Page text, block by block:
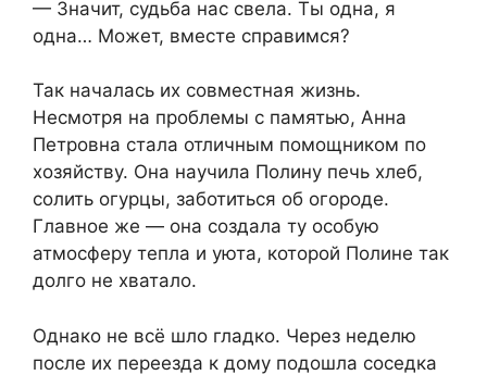
— Значит, судьба нас свела. Ты одна, я
одна… Может, вместе справимся?
Так началась их совместная жизнь.
Несмотря на проблемы с памятью, Анна
Петровна стала отличным помощником по
хозяйству. Она научила Полину печь хлеб,
солить огурцы, заботиться об огороде.
Главное же — она создала ту особую
атмосферу тепла и уюта, которой Полине так
долго не хватало.
Однако не всё шло гладко. Через неделю
после их переезда к дому подошла соседка